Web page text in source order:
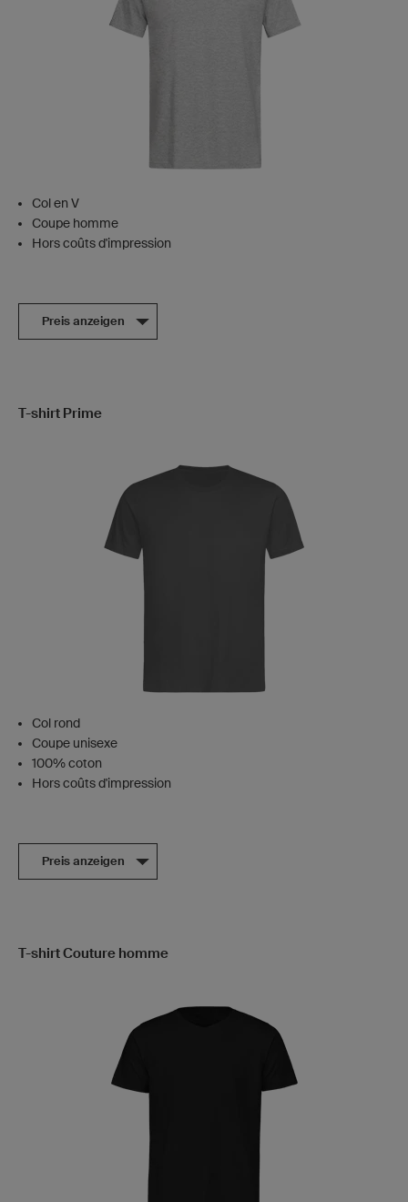
Col en V
Coupe homme
Hors coûts d'impression
Preis anzeigen
T-shirt Prime
Col rond
Coupe unisexe
100% coton
Hors coûts d'impression
Preis anzeigen
T-shirt Couture homme